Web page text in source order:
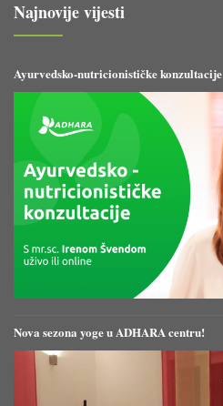
Najnovije vijesti
Ayurvedsko-nutricionističke konzultacije
Nova sezona yoge u ADHARA centru!